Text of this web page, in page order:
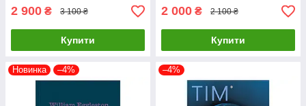
2 900 ₴ 3 100 ₴
Купити
2 000 ₴ 2 100 ₴
Купити
Новинка –4% –4%